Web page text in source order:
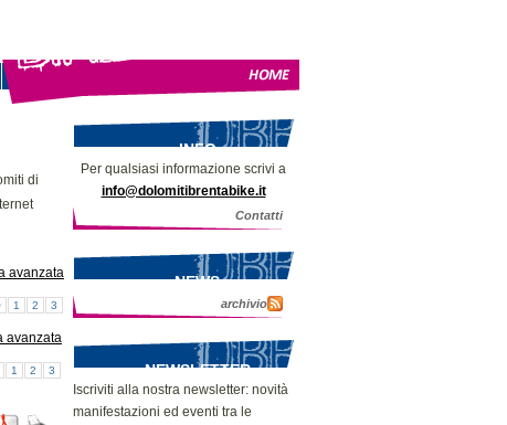
di
avanzata
1 2 3
avanzata
1 2 3
INFO
Per qualsiasi informazione scrivi a
info@dolomitibrentabike.it
Contatti
NEWS
archivio
NEWSLETTER
Iscriviti alla nostra newsletter: novità
manifestazioni ed eventi tra le